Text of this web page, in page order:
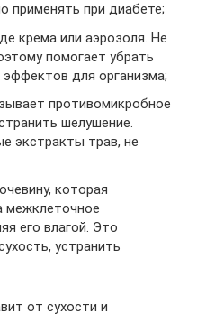
применять при диабете;
крема или аэрозоля. Не
помогает убрать
для организма;
противомикробное
шелушение.
экстракты трав, не
которая
межклеточное
его влагой. Это
устранить
от сухости и